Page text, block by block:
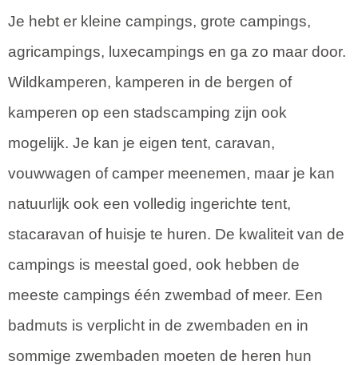
Je hebt er kleine campings, grote campings,
agricampings, luxecampings en ga zo maar door.
Wildkamperen, kamperen in de bergen of
kamperen op een stadscamping zijn ook
mogelijk. Je kan je eigen tent, caravan,
vouwwagen of camper meenemen, maar je kan
natuurlijk ook een volledig ingerichte tent,
stacaravan of huisje te huren. De kwaliteit van de
campings is meestal goed, ook hebben de
meeste campings één zwembad of meer. Een
badmuts is verplicht in de zwembaden en in
sommige zwembaden moeten de heren hun